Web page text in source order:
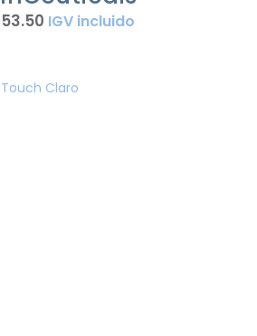
.50 IGV incluido